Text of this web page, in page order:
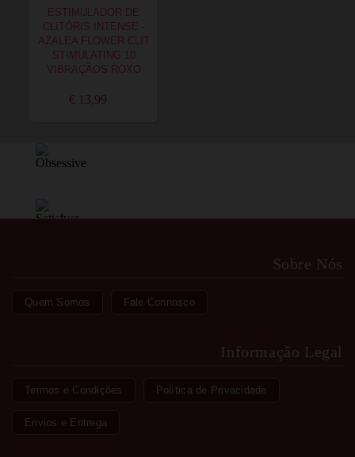
ESTIMULADOR DE
CLITÓRIS INTENSE -
AZALEA FLOWER CLIT
STIMULATING 10
VIBRAÇÃOS ROXO
€ 13,99
Sobre Nós
Quem Somos Fale Connosco
Informação Legal
Termos e Condições Política de Privacidade
Envios e Entrega